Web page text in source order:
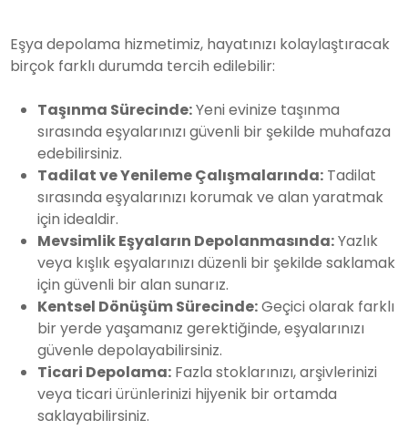
Eşya depolama hizmetimiz, hayatınızı kolaylaştıracak
birçok farklı durumda tercih edilebilir:
Taşınma Sürecinde:Yeni evinize taşınma
sırasında eşyalarınızı güvenli bir şekilde muhafaza
edebilirsiniz.
Tadilat ve Yenileme Çalışmalarında: Tadilat
sırasında eşyalarınızı korumak ve alan yaratmak
için idealdir.
Mevsimlik Eşyaların Depolanmasında:Yazlık
veya kışlık eşyalarınızı düzenli bir şekilde saklamak
için güvenli bir alan sunarız.
Kentsel Dönüşüm Sürecinde:Geçici olarak farklı
bir yerde yaşamanız gerektiğinde, eşyalarınızı
güvenle depolayabilirsiniz.
Ticari Depolama: Fazla stoklarınızı, arşivlerinizi
veya ticari ürünlerinizi hijyenik bir ortamda
saklayabilirsiniz.